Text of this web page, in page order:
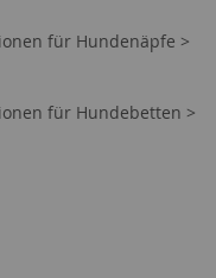
für Hundenäpfe >
für Hundebetten >